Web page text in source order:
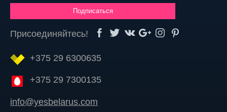
Присоединяйтесь!
+375 29 6300635
+375 29 7300135
info@yesbelarus.com